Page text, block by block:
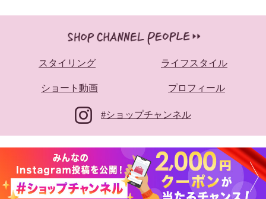
スタイリング ライフスタイル
ショート動画 プロフィール
#ショップチャンネル